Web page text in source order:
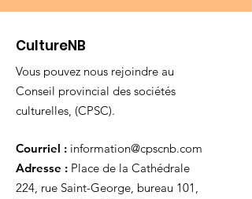
CultureNB
Vous pouvez nous rejoindre au
Conseil provincial des sociétés
culturelles, (CPSC).
Courriel : information@cpscnb.com
Adresse : Place de la Cathédrale
224, rue Saint-George, bureau 101,